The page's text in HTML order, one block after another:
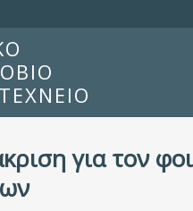
για τον